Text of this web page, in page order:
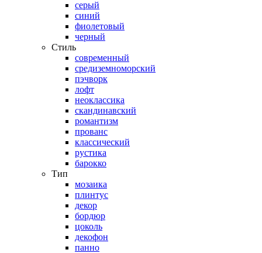
серый
синий
фиолетовый
черный
Стиль
современный
средиземноморский
пэчворк
лофт
неоклассика
скандинавский
романтизм
прованс
классический
рустика
барокко
Тип
мозаика
плинтус
декор
бордюр
цоколь
декофон
панно